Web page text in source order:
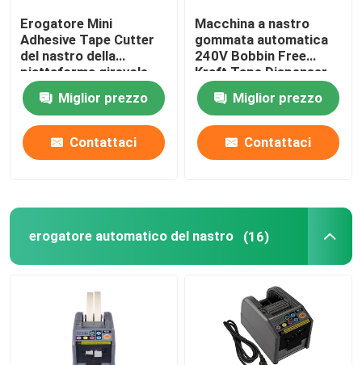
Erogatore Mini
Adhesive Tape Cutter
del nastro della
piattaforma girevole
della scuola dell'ufficio
Miglior prezzo
Contattaci
Macchina a nastro
gommata automatica
240V Bobbin Free
Kraft Tape Dispenser
Miglior prezzo
Contattaci
erogatore automatico del nastro (16)